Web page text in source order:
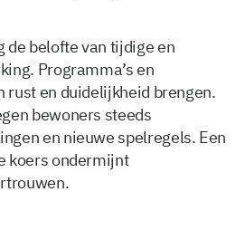
de belofte van tijdige en
Programma’s en
rust en duidelijkheid brengen.
bewoners steeds
en nieuwe spelregels. Een
koers ondermijnt